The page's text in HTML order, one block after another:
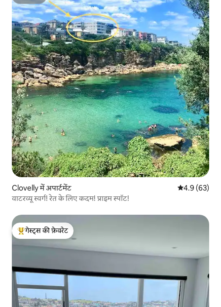
Clovelly में अपार्टमेंट औसत रेटिंग 5 में
4.9 (63)
वाटरव्यू स्वर्ग! रेत के लिए कदम! प्राइम स्पॉट!
गेस्ट्स का टॉप फ़ेवरेट
गेस्ट्स की फ़ेवरेट